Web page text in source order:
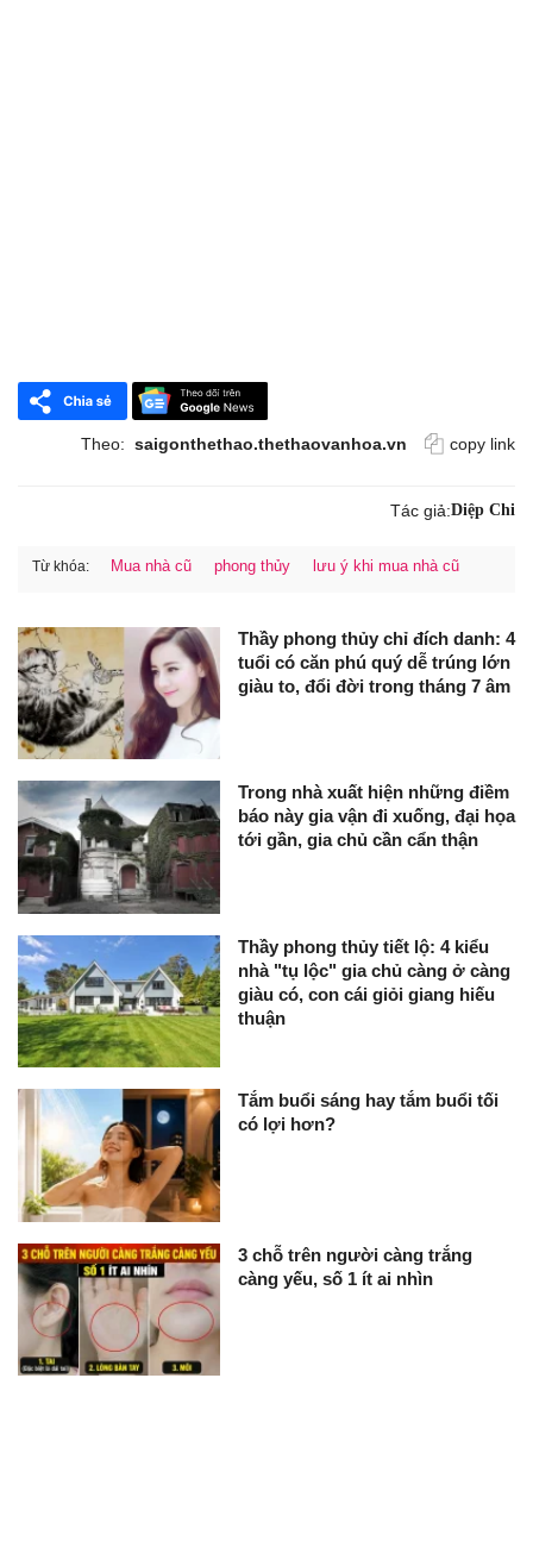
Theo: saigonthethao.thethaovanhoa.vn copy link
Tác giả:Diệp Chi
Từ khóa: Mua nhà cũ phong thủy lưu ý khi mua nhà cũ
Thầy phong thủy chỉ đích danh: 4
tuổi có căn phú quý dễ trúng lớn
giàu to, đổi đời trong tháng 7 âm
Trong nhà xuất hiện những điềm
báo này gia vận đi xuống, đại họa
tới gần, gia chủ cần cẩn thận
Thầy phong thủy tiết lộ: 4 kiểu
nhà "tụ lộc" gia chủ càng ở càng
giàu có, con cái giỏi giang hiếu
thuận
Tắm buổi sáng hay tắm buổi tối
có lợi hơn?
3 chỗ trên người càng trắng
càng yếu, số 1 ít ai nhìn